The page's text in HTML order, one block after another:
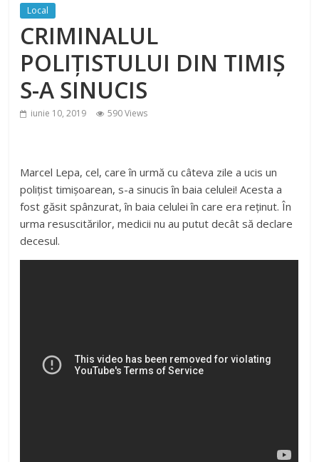
Local
CRIMINALUL
POLIȚISTULUI DIN TIMIȘ
S-A SINUCIS
iunie 10, 2019 590 Views
Marcel Lepa, cel, care în urmă cu câteva zile a ucis un
polițist timișoarean, s-a sinucis în baia celulei! Acesta a
fost găsit spânzurat, în baia celulei în care era reținut. În
urma resuscitărilor, medicii nu au putut decât să declare
decesul.